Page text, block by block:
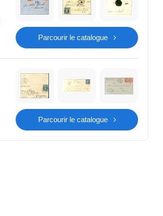
Parcourir le catalogue
Parcourir le catalogue